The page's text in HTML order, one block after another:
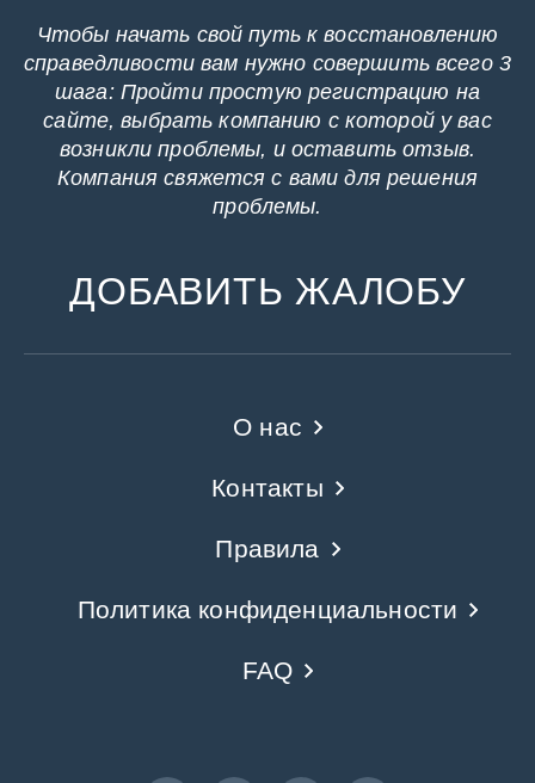
Чтобы начать свой путь к восстановлению
справедливости вам нужно совершить всего 3
шага: Пройти простую регистрацию на
сайте, выбрать компанию с которой у вас
возникли проблемы, и оставить отзыв.
Компания свяжется с вами для решения
проблемы.
ДОБАВИТЬ ЖАЛОБУ
О нас
Контакты
Правила
Политика конфиденциальности
FAQ